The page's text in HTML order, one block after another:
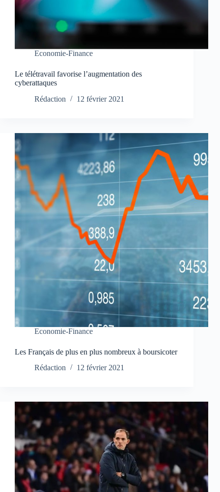
Economie-Finance
Le télétravail favorise l’augmentation des
cyberattaques
Rédaction
12 février 2021
Economie-Finance
Les Français de plus en plus nombreux à boursicoter
Rédaction
12 février 2021